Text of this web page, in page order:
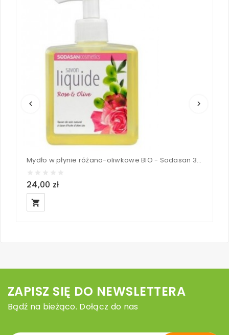
keyboard_arrow_left keyboard_arrow_right
Mydło w płynie różano-oliwkowe BIO - Sodasan 300 ml
24,00 zł
local_grocery_store
ZAPISZ SIĘ DO NEWSLETTERA
Bądź na bieżąco. Dołącz do nas